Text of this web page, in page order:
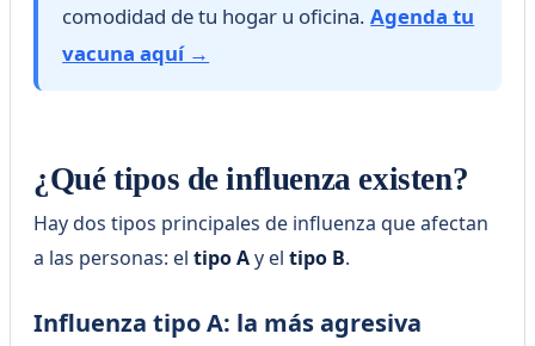
comodidad de tu hogar u oficina.Agenda tu
vacuna aquí →
¿Qué tipos de influenza existen?
Hay dos tipos principales de influenza que afectan
a las personas: eltipo Ay eltipo B.
Influenza tipo A: la más agresiva